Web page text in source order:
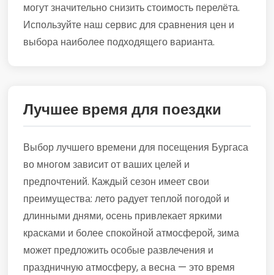
могут значительно снизить стоимость перелёта.
Используйте наш сервис для сравнения цен и
выбора наиболее подходящего варианта.
Лучшее время для поездки
Выбор лучшего времени для посещения Бургаса
во многом зависит от ваших целей и
предпочтений. Каждый сезон имеет свои
преимущества: лето радует теплой погодой и
длинными днями, осень привлекает яркими
красками и более спокойной атмосферой, зима
может предложить особые развлечения и
праздничную атмосферу, а весна — это время